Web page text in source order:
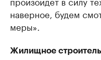
наверное, будем
меры».
Жилищное